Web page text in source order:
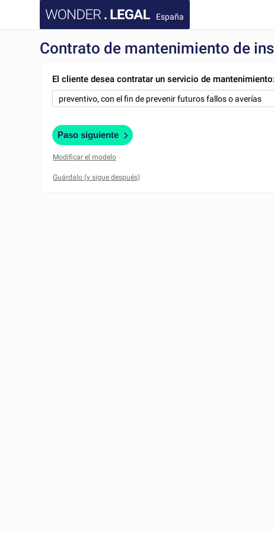
España
Contrato de mantenimiento de
El cliente desea contratar un servicio de mantenimiento:
Paso siguiente
Modificar el modelo